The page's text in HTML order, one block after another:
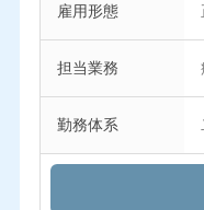
雇用形態
担当業務
勤務体系